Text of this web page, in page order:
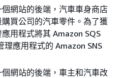
網站的後端，汽車車身商店
買公司的汽車零件。為了獲
用程式將其 Amazon SQS
理應用程式的 Amazon SNS
網站的後端，車主和汽車改